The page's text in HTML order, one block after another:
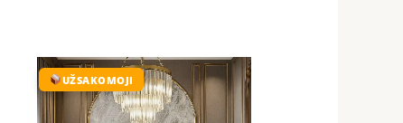
UŽSAKOMOJI
Original
price
was:
129,00 €.
Current
price
is:
99,99 €.